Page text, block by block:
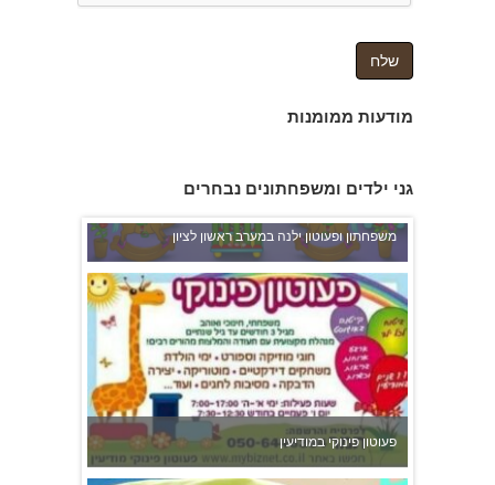
מודעות ממומנות
גני ילדים ומשפחתונים נבחרים
משפחתון ופעוטון ילנה במערב ראשון לציון
פעוטון פינוקי במודיעין